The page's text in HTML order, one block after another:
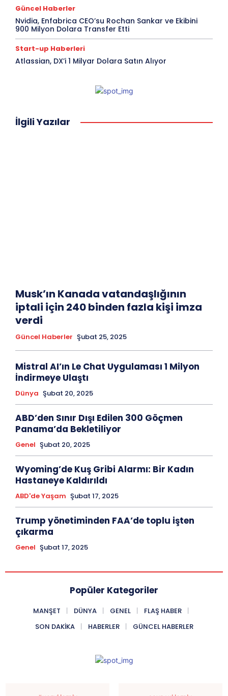
Güncel Haberler
Nvidia, Enfabrica CEO’su Rochan Sankar ve Ekibini
900 Milyon Dolara Transfer Etti
Start-up Haberleri
Atlassian, DX’i 1 Milyar Dolara Satın Alıyor
İlgili Yazılar
Musk’ın Kanada vatandaşlığının
iptali için 240 binden fazla kişi imza
verdi
Güncel Haberler Şubat 25, 2025
Mistral AI’ın Le Chat Uygulaması 1 Milyon
İndirmeye Ulaştı
Dünya Şubat 20, 2025
ABD’den Sınır Dışı Edilen 300 Göçmen
Panama’da Bekletiliyor
Genel Şubat 20, 2025
Wyoming’de Kuş Gribi Alarmı: Bir Kadın
Hastaneye Kaldırıldı
ABD'de Yaşam Şubat 17, 2025
Trump yönetiminden FAA’de toplu işten
çıkarma
Genel Şubat 17, 2025
Popüler Kategoriler
MANŞET DÜNYA GENEL
FLAŞ HABER
SON DAKIKA
HABERLER GÜNCEL HABERLER